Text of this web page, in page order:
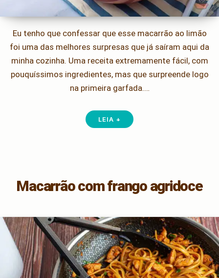
Eu tenho que confessar que esse macarrão ao limão
foi uma das melhores surpresas que já saíram aqui da
minha cozinha. Uma receita extremamente fácil, com
pouquíssimos ingredientes, mas que surpreende logo
na primeira garfada.…
LEIA +
Macarrão com frango agridoce